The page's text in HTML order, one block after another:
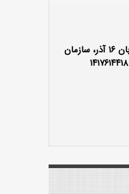
آدرس : تهران، میدان انقلاب، خیابان ۱۶ آذر، سازمان
مرکزی دانشگاه تهران -کد پستی: ۱۴۱۷۶۱۴۴۱۸